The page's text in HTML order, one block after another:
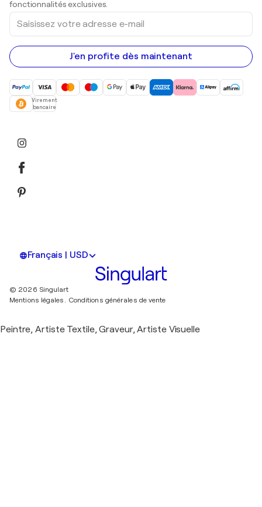
fonctionnalités exclusives.
Saisissez
votre
adresse
e-
mail
J'en profite dès maintenant
Virement
bancaire
Français | USD
© 2026 Singulart
Mentions légales. Conditions générales de vente
Peintre, Artiste Textile, Graveur, Artiste Visuelle